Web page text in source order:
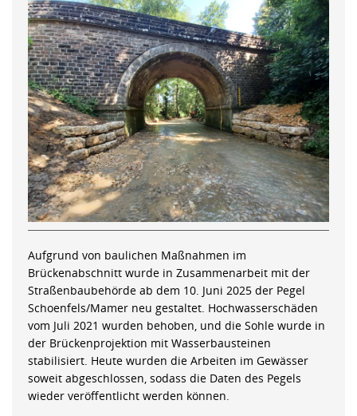
Aufgrund von baulichen Maßnahmen im
Brückenabschnitt wurde in Zusammenarbeit mit der
Straßenbaubehörde ab dem 10. Juni 2025 der Pegel
Schoenfels/Mamer neu gestaltet. Hochwasserschäden
vom Juli 2021 wurden behoben, und die Sohle wurde in
der Brückenprojektion mit Wasserbausteinen
stabilisiert. Heute wurden die Arbeiten im Gewässer
soweit abgeschlossen, sodass die Daten des Pegels
wieder veröffentlicht werden können.